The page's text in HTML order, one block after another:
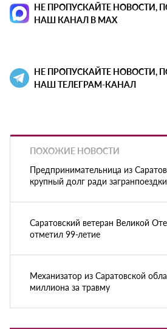
НЕ ПРОПУСКАЙТЕ НОВОСТИ,
НАШ КАНАЛ В MAX
НЕ ПРОПУСКАЙТЕ НОВОСТИ,
НАШ ТЕЛЕГРАМ-КАНАЛ
ПОХОЖИЕ НОВОСТИ
Предпринимательница из
крупный долг ради загранпоездки
Саратовский ветеран Великой
отметил 99-летие
Механизатор из Саратовской
миллиона за травму